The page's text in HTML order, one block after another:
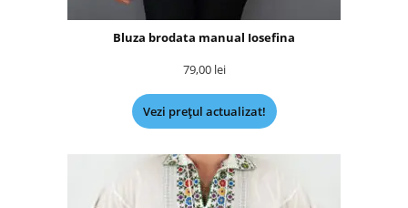
Bluza brodata manual Iosefina
79,00 lei
Vezi prețul actualizat!